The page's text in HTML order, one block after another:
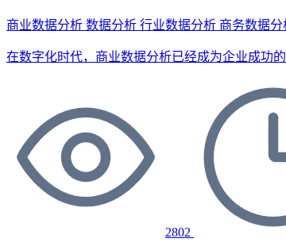
商业数据分析 数据分析 行业数据分析 商务数据分
在数字化时代，商业数据分析已经成为企业成功
2802